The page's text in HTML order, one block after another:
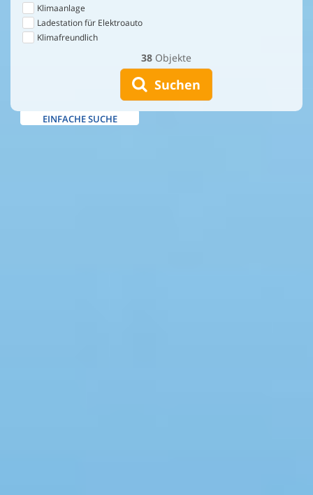
38 Objekte
Suchen
Klimaanlage
Ladestation für Elektroauto
Klimafreundlich
EINFACHE SUCHE